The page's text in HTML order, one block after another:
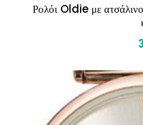
Ρολόι Oldie με